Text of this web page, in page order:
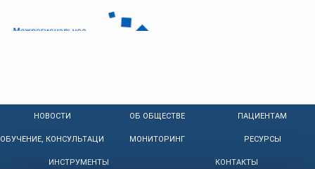
НОВОСТИ ОБ ОБЩЕСТВЕ ПАЦИЕНТАМ
ОБУЧЕНИЕ, КОНСУЛЬТАЦИИ МОНИТОРИНГ РЕСУРСЫ
ИНСТРУМЕНТЫ КОНТАКТЫ